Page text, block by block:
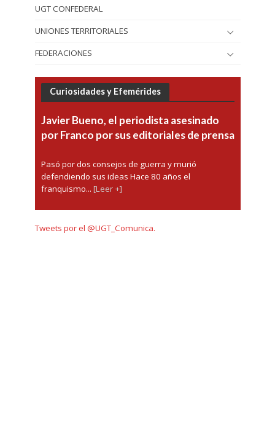
UGT CONFEDERAL
UNIONES TERRITORIALES
FEDERACIONES
Curiosidades y Efemérides
Javier Bueno, el periodista asesinado
por Franco por sus editoriales de prensa
Pasó por dos consejos de guerra y murió
defendiendo sus ideas Hace 80 años el
franquismo... [Leer +]
Tweets por el @UGT_Comunica.